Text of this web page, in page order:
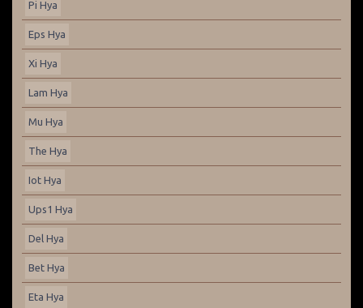
Pi Hya
Eps Hya
Xi Hya
Lam Hya
Mu Hya
The Hya
Iot Hya
Ups1 Hya
Del Hya
Bet Hya
Eta Hya